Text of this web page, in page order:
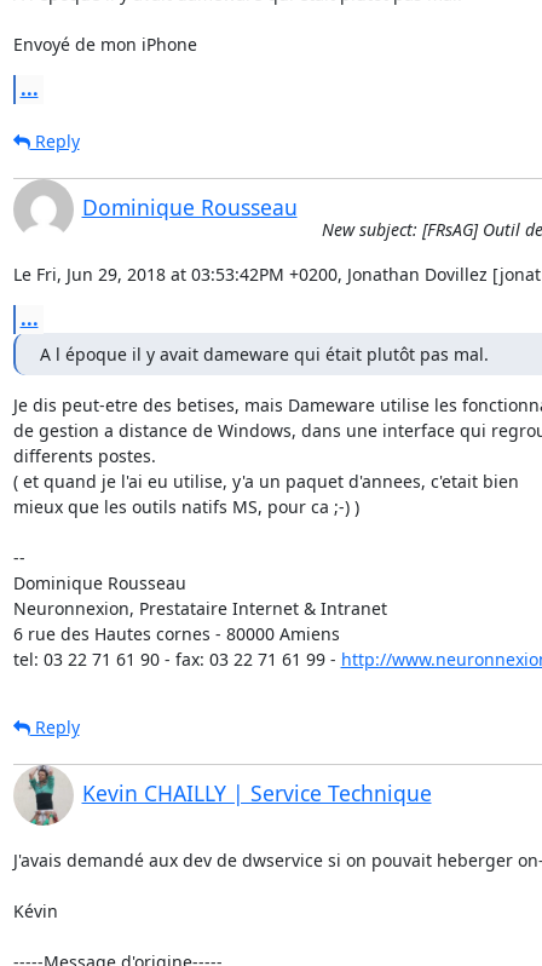
Envoyé de mon iPhone
...
Reply
Dominique Rousseau
New subject: [FRsAG] Outil
Le Fri, Jun 29, 2018 at 03:53:42PM +0200, Jonathan Dovillez
...
A l époque il y avait dameware qui était plutôt pas mal.
Je dis peut-etre des betises, mais Dameware utilise les
de gestion a distance de Windows, dans une interface qui
differents postes.
( et quand je l'ai eu utilise, y'a un paquet d'annees, c'etait bien
mieux que les outils natifs MS, pour ca ;-) )
--
Dominique Rousseau
Neuronnexion, Prestataire Internet & Intranet
6 rue des Hautes cornes - 80000 Amiens
tel: 03 22 71 61 90 - fax: 03 22 71 61 99 - http://
Reply
Kevin CHAILLY | Service Technique
J'avais demandé aux dev de dwservice si on pouvait heberger
Kévin